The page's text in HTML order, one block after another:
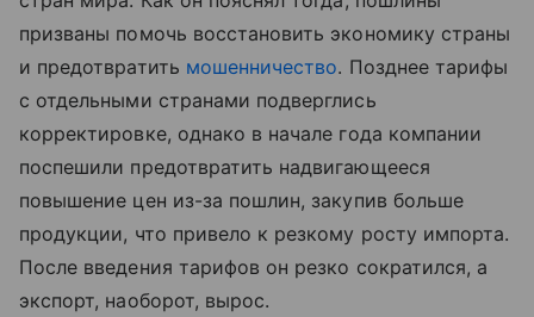
призваны помочь восстановить экономику страны
и предотвратить мошенничество. Позднее тарифы
с отдельными странами подверглись
корректировке, однако в начале года компании
поспешили предотвратить надвигающееся
повышение цен из-за пошлин, закупив больше
продукции, что привело к резкому росту импорта.
После введения тарифов он резко сократился, а
экспорт, наоборот, вырос.